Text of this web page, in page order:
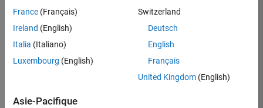
de
la
FR-
France (Français)
Ireland (English)
Italia (Italiano)
Luxembourg (English)
Switzerland
Deutsch
English
Français
United Kingdom(English)
Asie-Pacifique